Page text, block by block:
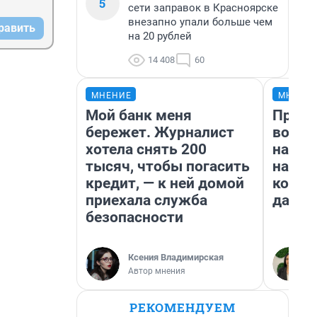
сети заправок в Красноярске
внезапно упали больше чем
на 20 рублей
14 408 60
МНЕНИЕ
Мой банк меня
бережет. Журналист
хотела снять 200
тысяч, чтобы погасить
кредит, — к ней домой
приехала служба
безопасности
Ксения Владимирская
Автор мнения
нам
даже
РЕКОМЕНДУЕМ